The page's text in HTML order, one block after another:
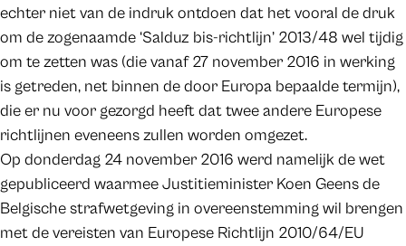
echter niet van de indruk ontdoen dat het vooral de druk
om de zogenaamde ‘Salduz bis-richtlijn’ 2013/48 wel tijdig
om te zetten was (die vanaf 27 november 2016 in werking
is getreden, net binnen de door Europa bepaalde termijn),
die er nu voor gezorgd heeft dat twee andere Europese
richtlijnen eveneens zullen worden omgezet.
Op donderdag 24 november 2016 werd namelijk de wet
gepubliceerd waarmee Justitieminister Koen Geens de
Belgische strafwetgeving in overeenstemming wil brengen
met de vereisten van Europese Richtlijn 2010/64/EU